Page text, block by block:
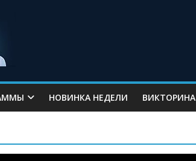
НОВИНКА НЕДЕЛИ ВИКТОРИНА